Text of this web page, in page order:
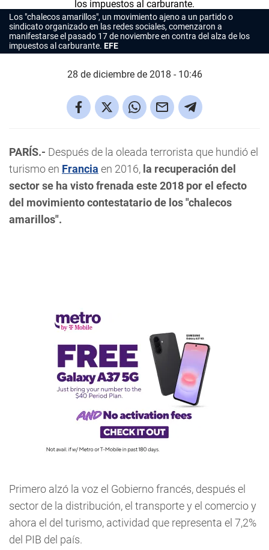
Los "chalecos amarillos", un movimiento ajeno a un partido o
sindicato organizado en las redes sociales, comenzaron a
manifestarse el pasado 17 de noviembre en contra del alza de los
impuestos al carburante. EFE
28 de diciembre de 2018 - 10:46
PARÍS.- Después de la oleada terrorista que hundió el
turismo en Francia en 2016, la recuperación del
sector se ha visto frenada este 2018 por el efecto
del movimiento contestatario de los "chalecos
amarillos".
Primero alzó la voz el Gobierno francés, después el
sector de la distribución, el transporte y el comercio y
ahora el del turismo, actividad que representa el 7,2%
del PIB del país.